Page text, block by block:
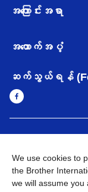
အကြောင်းအရာ
အထောက်အပံ့
ဆက်သွယ်ရန်
အချက်အလက်မူဝါဒ
Brother Global ဝက်ဆိုဒ်
We use cookies to
the Brother
we will assume you